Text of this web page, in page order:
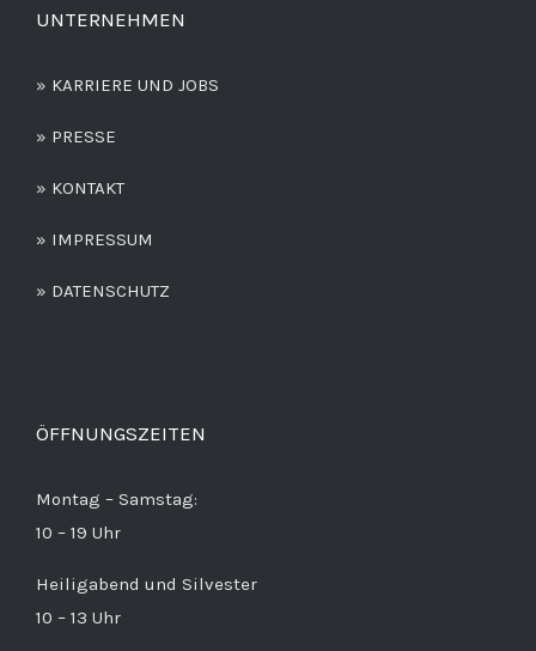
UNTERNEHMEN
» KARRIERE UND JOBS
» PRESSE
» KONTAKT
» IMPRESSUM
» DATENSCHUTZ
ÖFFNUNGSZEITEN
Montag – Samstag:
10 – 19 Uhr
Heiligabend und Silvester
10 – 13 Uhr